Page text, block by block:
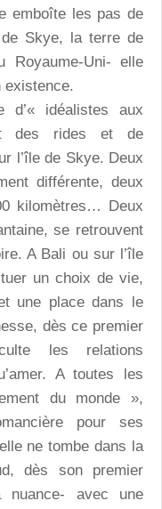
emboîte les pas de
de Skye, la terre de
Royaume-Uni- elle
existence.
d’« idéalistes aux
des rides et de
l’île de Skye. Deux
différente, deux
kilomètres… Deux
se retrouvent
A Bali ou sur l’île
un choix de vie,
une place dans le
dès ce premier
les relations
A toutes les
du monde »,
pour ses
ne tombe dans la
dès son premier
nuance- avec une